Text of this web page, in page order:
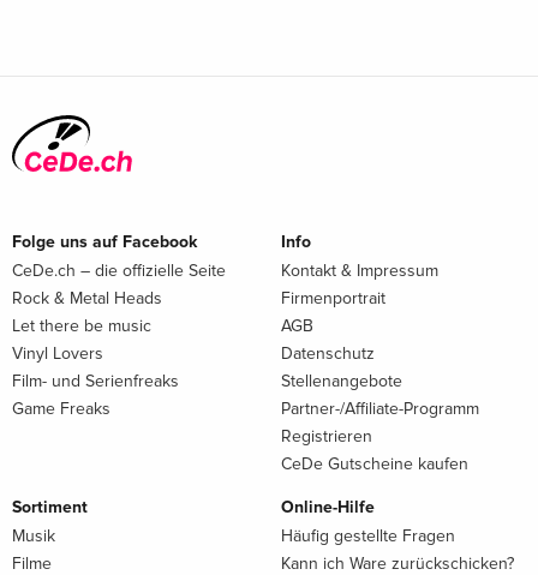
Folge uns auf Facebook
CeDe.ch – die offizielle Seite
Rock & Metal Heads
Let there be music
Vinyl Lovers
Film- und Serienfreaks
Game Freaks
Info
Kontakt & Impressum
Firmenportrait
AGB
Datenschutz
Stellenangebote
Partner-/Affiliate-Programm
Registrieren
CeDe Gutscheine kaufen
Sortiment
Musik
Filme
Online-Hilfe
Häufig gestellte Fragen
Kann ich Ware zurückschicken?